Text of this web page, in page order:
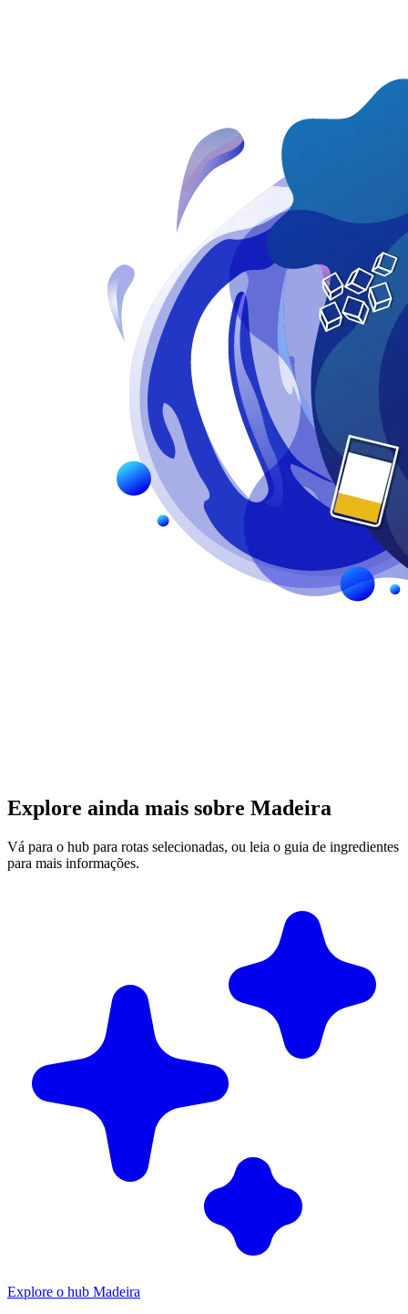
Explore ainda mais sobre Madeira
Vá para o hub para rotas selecionadas, ou leia o guia de ingredientes
para mais informações.
Explore o hub Madeira